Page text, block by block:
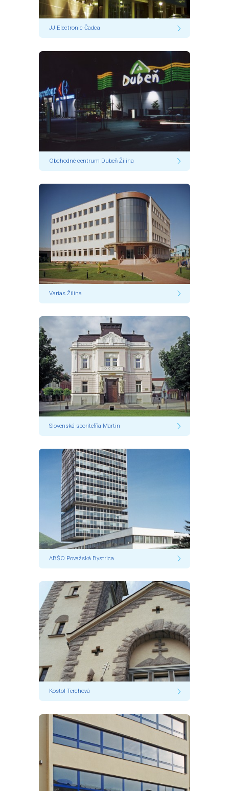
JJ Electronic Čadca
Obchodné centrum Dubeň Žilina
Varias Žilina
Slovenská sporiteľňa Martin
ABŠO Považská Bystrica
Kostol Terchová